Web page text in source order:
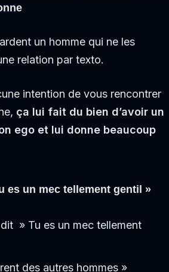
un homme qui ne les
relation par texto.
intention de vous rencontrer
ça lui fait du bien d’avoir un
ego et lui donne beaucoup
es un mec tellement gentil »
» Tu es un mec tellement
des autres hommes »